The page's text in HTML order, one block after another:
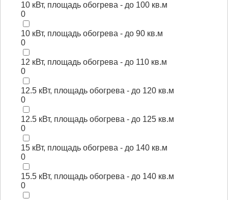
10 кВт, площадь обогрева - до 100 кв.м
0
10 кВт, площадь обогрева - до 90 кв.м
0
12 кВт, площадь обогрева - до 110 кв.м
0
12.5 кВт, площадь обогрева - до 120 кв.м
0
12.5 кВт, площадь обогрева - до 125 кв.м
0
15 кВт, площадь обогрева - до 140 кв.м
0
15.5 кВт, площадь обогрева - до 140 кв.м
0